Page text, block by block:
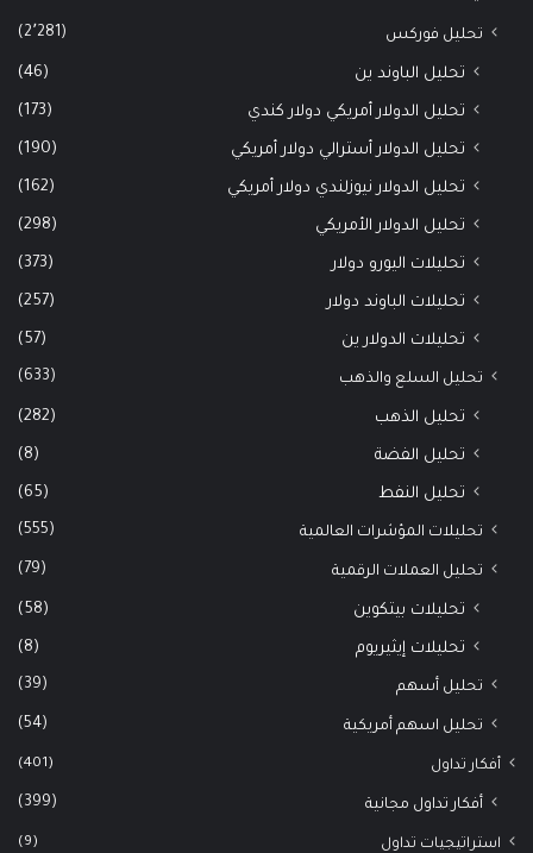
تحليل فوركس (2٬281)
تحليل الباوند ين (46)
تحليل الدولار أمريكي دولار كندي (173)
تحليل الدولار أسترالي دولار أمريكي (190)
تحليل الدولار نيوزلندي دولار أمريكي (162)
تحليل الدولار الأمريكي (298)
تحليلات اليورو دولار (373)
تحليلات الباوند دولار (257)
تحليلات الدولار ين (57)
تحليل السلع والذهب (633)
تحليل الذهب (282)
تحليل الفضة (8)
تحليل النفط (65)
تحليلات المؤشرات العالمية (555)
تحليل العملات الرقمية (79)
تحليلات بيتكوين (58)
تحليلات إيثيريوم (8)
تحليل أسهم (39)
تحليل اسهم أمريكية (54)
أفكار تداول (401)
أفكار تداول مجانية (399)
استراتيجيات تداول (9)